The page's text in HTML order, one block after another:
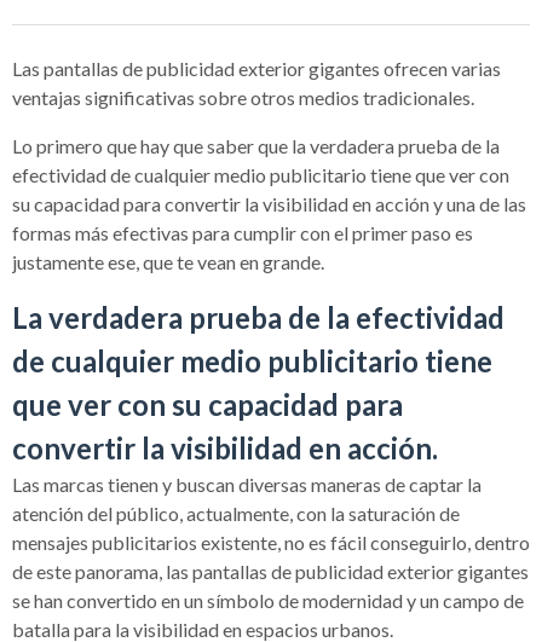
Las pantallas de publicidad exterior gigantes ofrecen varias
ventajas significativas sobre otros medios tradicionales.
Lo primero que hay que saber que la verdadera prueba de la
efectividad de cualquier medio publicitario tiene que ver con
su capacidad para convertir la visibilidad en acción y una de las
formas más efectivas para cumplir con el primer paso es
justamente ese, que te vean en grande.
La verdadera prueba de la efectividad
de cualquier medio publicitario tiene
que ver con su capacidad para
convertir la visibilidad en acción.
Las marcas tienen y buscan diversas maneras de captar la
atención del público, actualmente, con la saturación de
mensajes publicitarios existente, no es fácil conseguirlo, dentro
de este panorama, las pantallas de publicidad exterior gigantes
se han convertido en un símbolo de modernidad y un campo de
batalla para la visibilidad en espacios urbanos.